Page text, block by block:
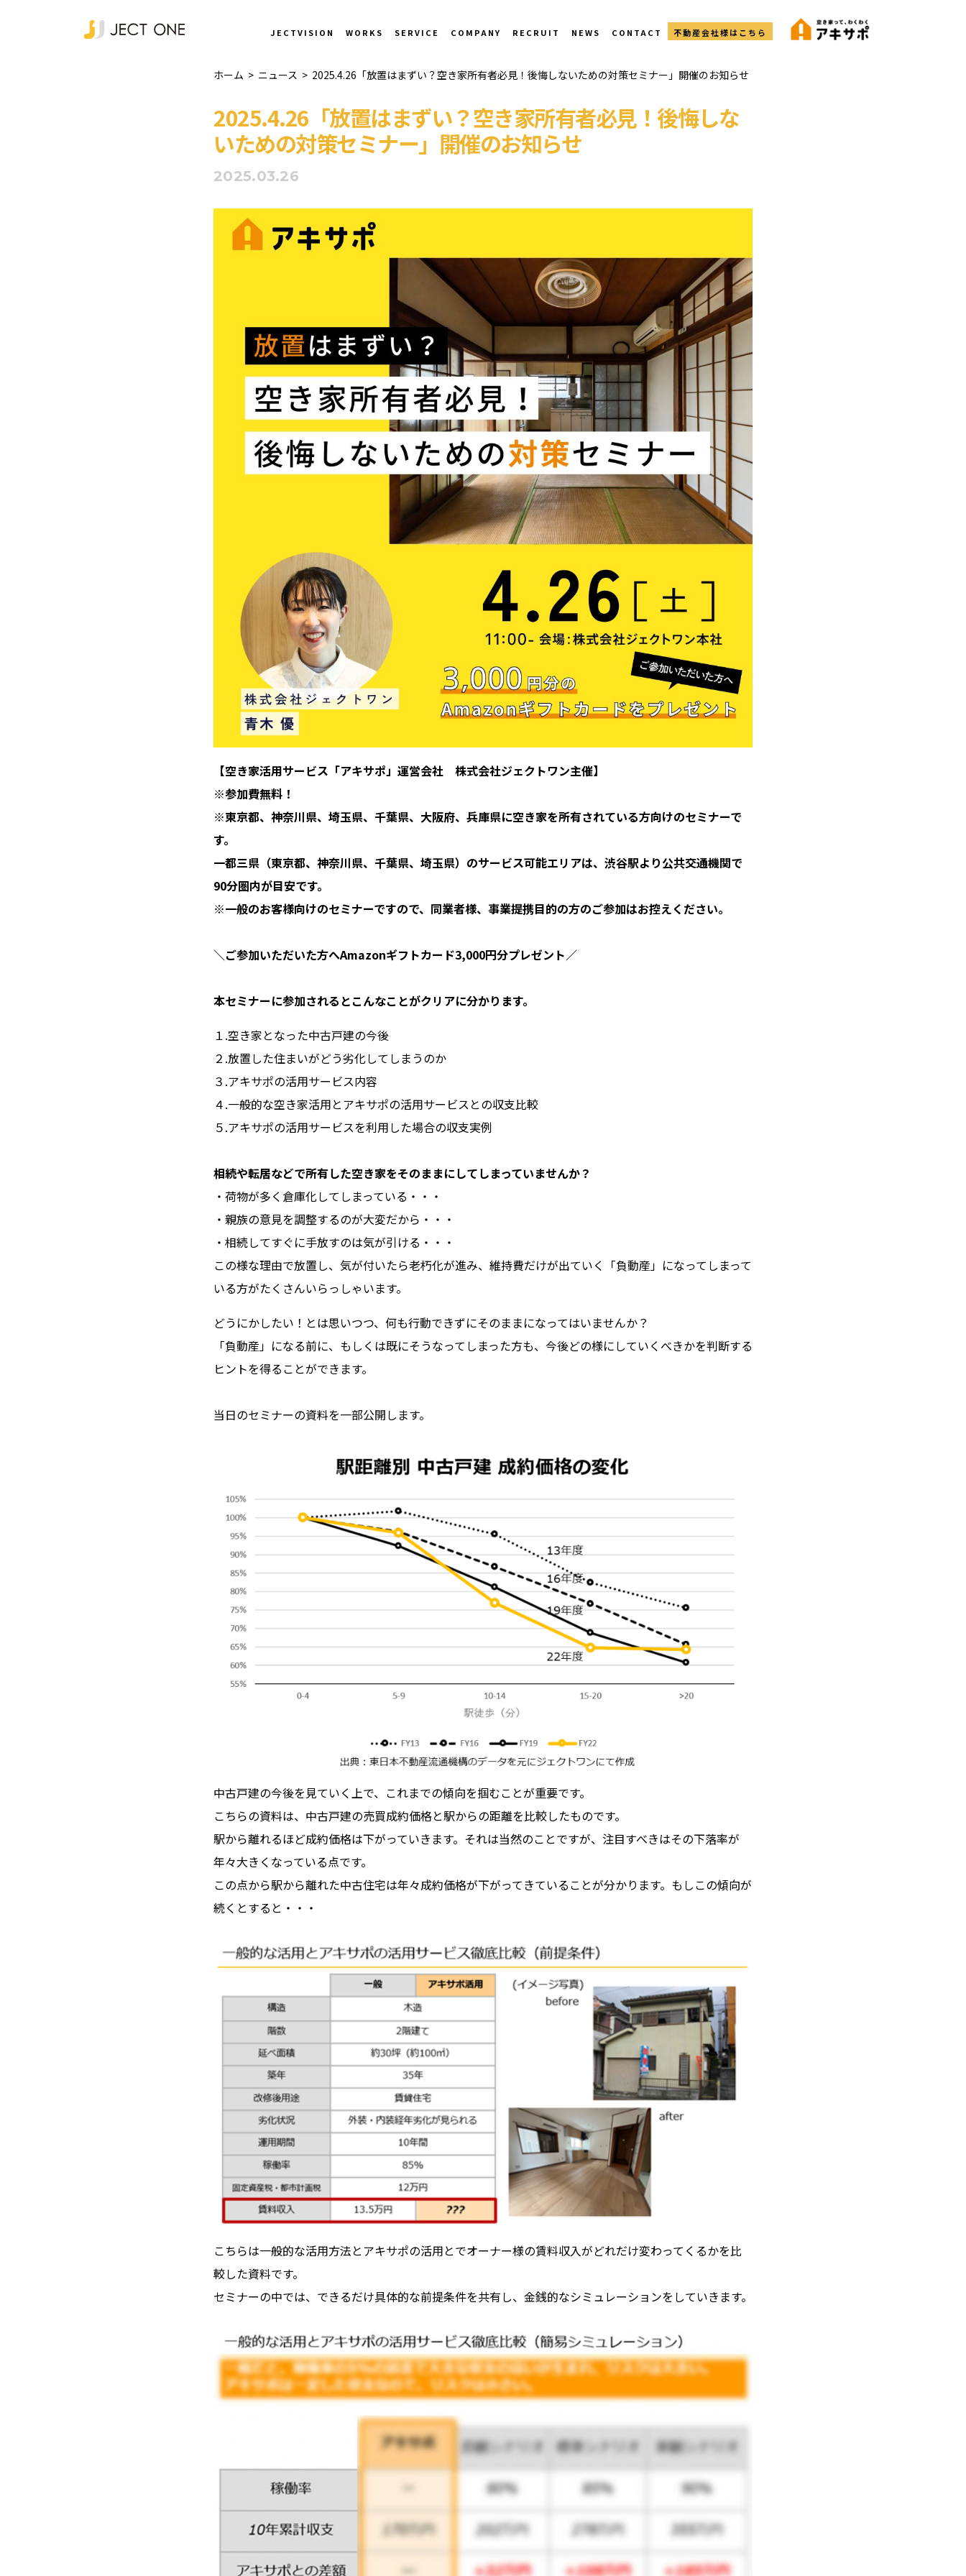
JECTVISION WORKS SERVICE COMPANY RECRUIT NEWS CONTACT 不動産会社様はこちら
ホーム > ニュース > 2025.4.26「放置はまずい？空き家所有者必見！後悔しないための対策セミナー」開催のお知らせ
2025.4.26「放置はまずい？空き家所有者必見！後悔しな
いための対策セミナー」開催のお知らせ
2025.03.26
【空き家活用サービス「アキサポ」運営会社 株式会社ジェクトワン主催】
※参加費無料！
※東京都、神奈川県、埼玉県、千葉県、大阪府、兵庫県に空き家を所有されている方向けのセミナーで
す。
一都三県（東京都、神奈川県、千葉県、埼玉県）のサービス可能エリアは、渋谷駅より公共交通機関で
90分圏内が目安です。
※一般のお客様向けのセミナーですので、同業者様、事業提携目的の方のご参加はお控えください。
＼ご参加いただいた方へAmazonギフトカード3,000円分プレゼント／
本セミナーに参加されるとこんなことがクリアに分かります。
１.空き家となった中古戸建の今後
２.放置した住まいがどう劣化してしまうのか
３.アキサポの活用サービス内容
４.一般的な空き家活用とアキサポの活用サービスとの収支比較
５.アキサポの活用サービスを利用した場合の収支実例
相続や転居などで所有した空き家をそのままにしてしまっていませんか？
・荷物が多く倉庫化してしまっている・・・
・親族の意見を調整するのが大変だから・・・
・相続してすぐに手放すのは気が引ける・・・
この様な理由で放置し、気が付いたら老朽化が進み、維持費だけが出ていく「負動産」になってしまって
いる方がたくさんいらっしゃいます。
どうにかしたい！とは思いつつ、何も行動できずにそのままになってはいませんか？
「負動産」になる前に、もしくは既にそうなってしまった方も、今後どの様にしていくべきかを判断する
ヒントを得ることができます。
当日のセミナーの資料を一部公開します。
中古戸建の今後を見ていく上で、これまでの傾向を掴むことが重要です。
こちらの資料は、中古戸建の売買成約価格と駅からの距離を比較したものです。
駅から離れるほど成約価格は下がっていきます。それは当然のことですが、注目すべきはその下落率が
年々大きくなっている点です。
この点から駅から離れた中古住宅は年々成約価格が下がってきていることが分かります。もしこの傾向が
続くとすると・・・
こちらは一般的な活用方法とアキサポの活用とでオーナー様の賃料収入がどれだけ変わってくるかを比
較した資料です。
セミナーの中では、できるだけ具体的な前提条件を共有し、金銭的なシミュレーションをしていきます。